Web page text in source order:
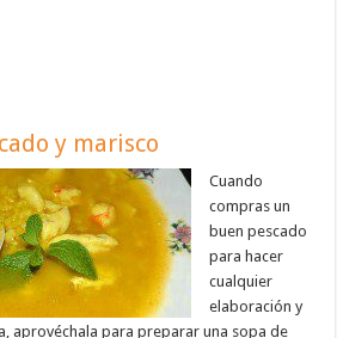
y marisco
Cuando
compras un
buen pescado
para hacer
cualquier
elaboración y
aprovéchala para preparar una sopa de